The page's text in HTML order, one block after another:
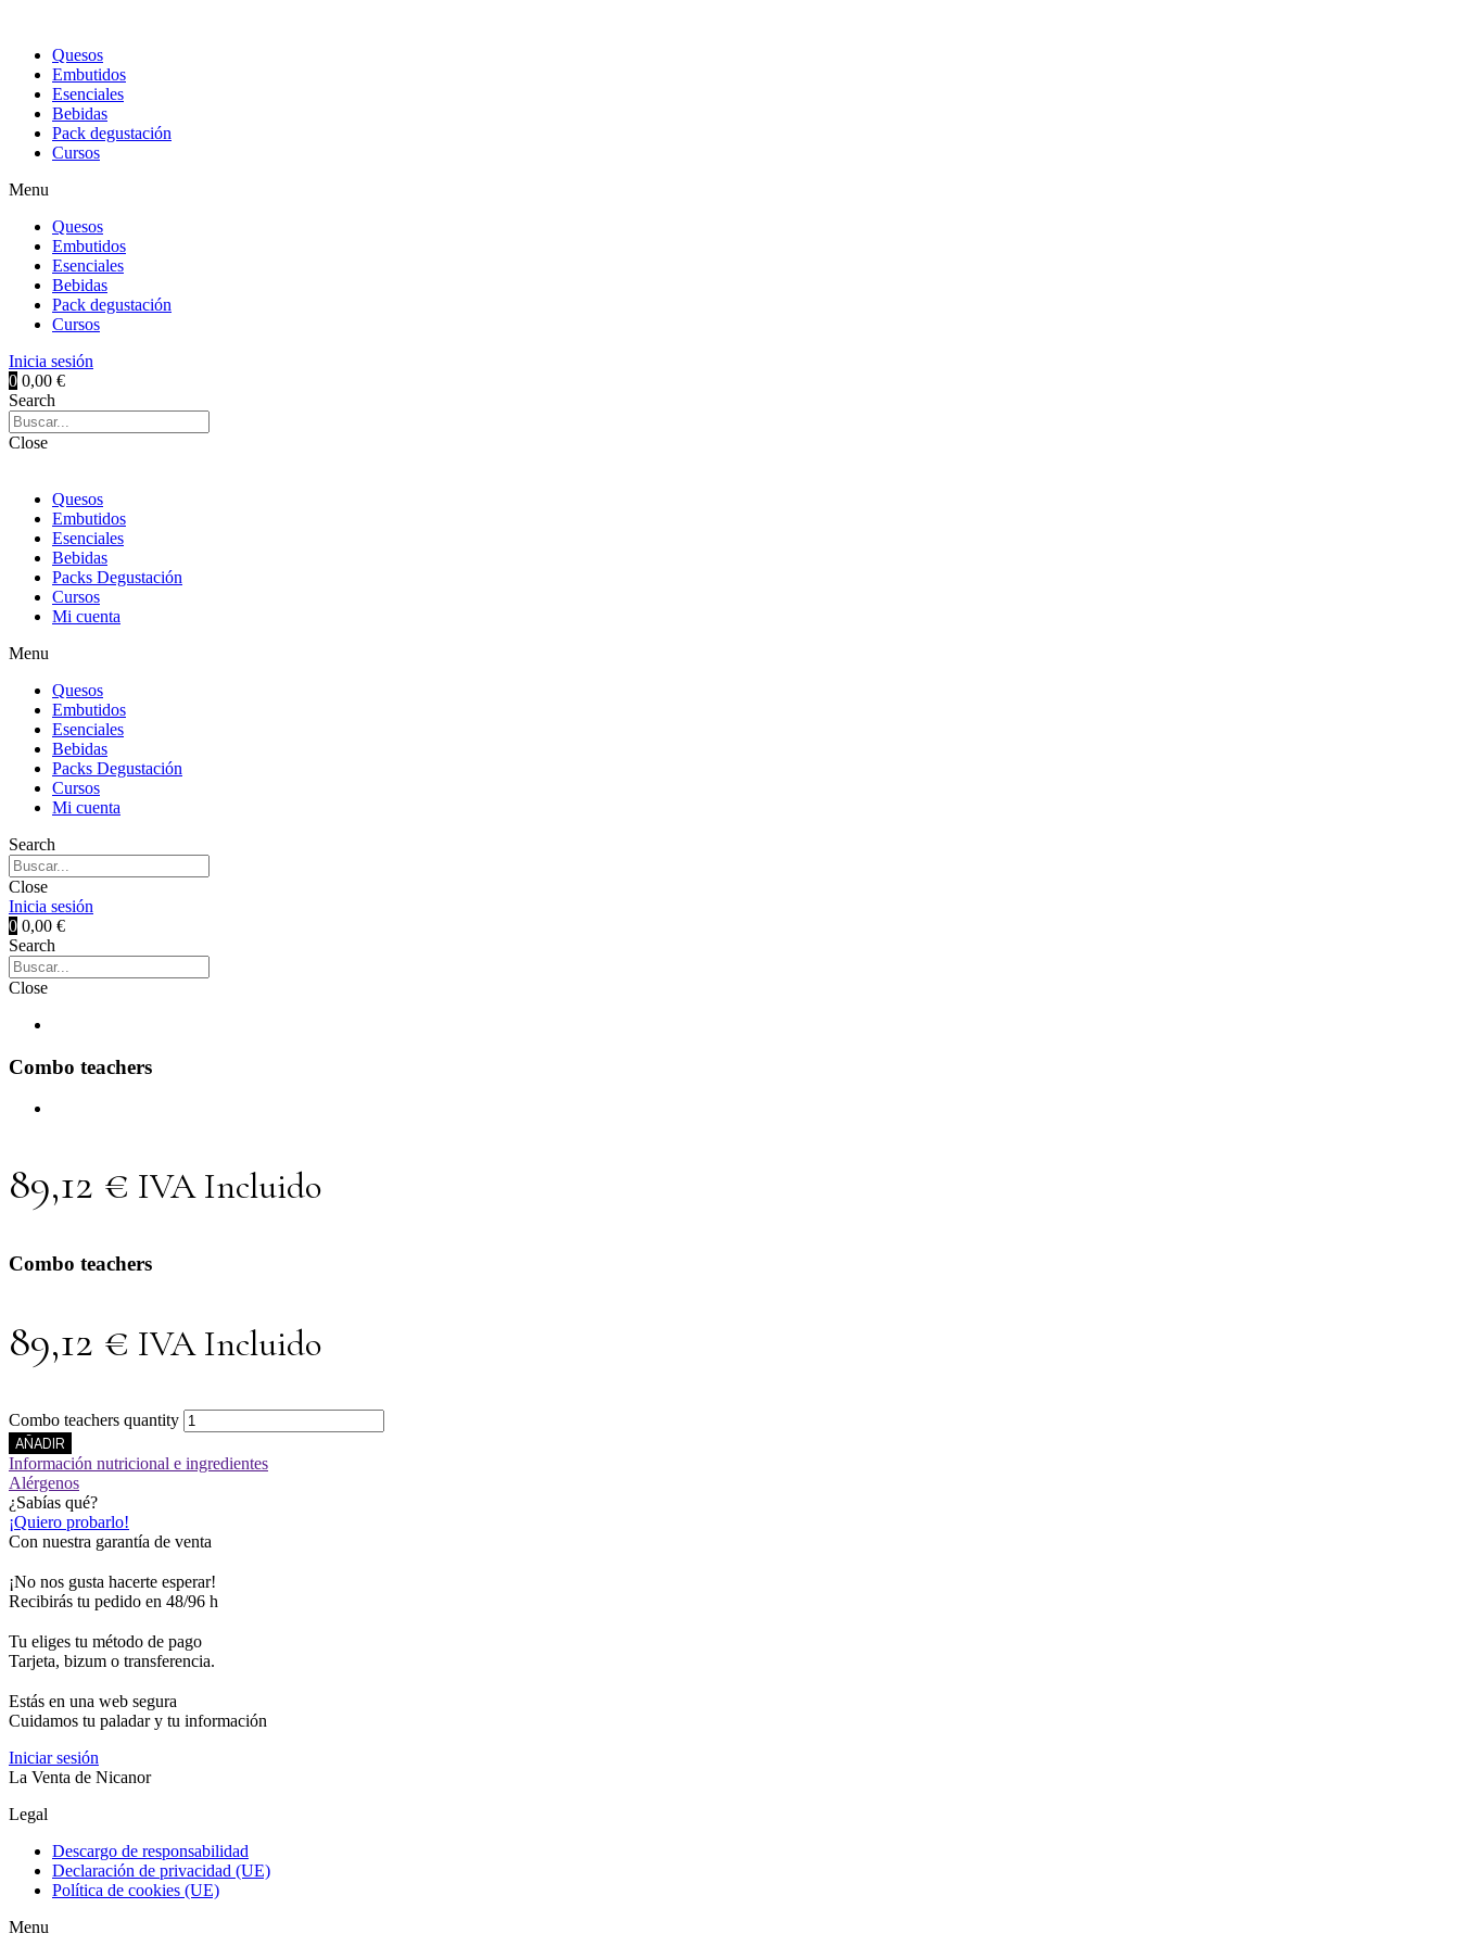
Quesos
Embutidos
Esenciales
Bebidas
Pack degustación
Cursos
Menu
Quesos
Embutidos
Esenciales
Bebidas
Pack degustación
Cursos
Inicia sesión
0 0,00 €
Search
Close
Quesos
Embutidos
Esenciales
Bebidas
Packs Degustación
Cursos
Mi cuenta
Menu
Quesos
Embutidos
Esenciales
Bebidas
Packs Degustación
Cursos
Mi cuenta
Search
Close
Inicia sesión
0 0,00 €
Search
Close
Combo teachers
89,12 € IVA Incluido
Combo teachers
89,12 € IVA Incluido
Combo teachers quantity
AÑADIR
Información nutricional e ingredientes
Alérgenos
¿Sabías qué?
¡Quiero probarlo!
Con nuestra garantía de venta
¡No nos gusta hacerte esperar!
Recibirás tu pedido en 48/96 h
Tu eliges tu método de pago
Tarjeta, bizum o transferencia.
Estás en una web segura
Cuidamos tu paladar y tu información
Iniciar sesión
La Venta de Nicanor
Legal
Descargo de responsabilidad
Declaración de privacidad (UE)
Política de cookies (UE)
Menu